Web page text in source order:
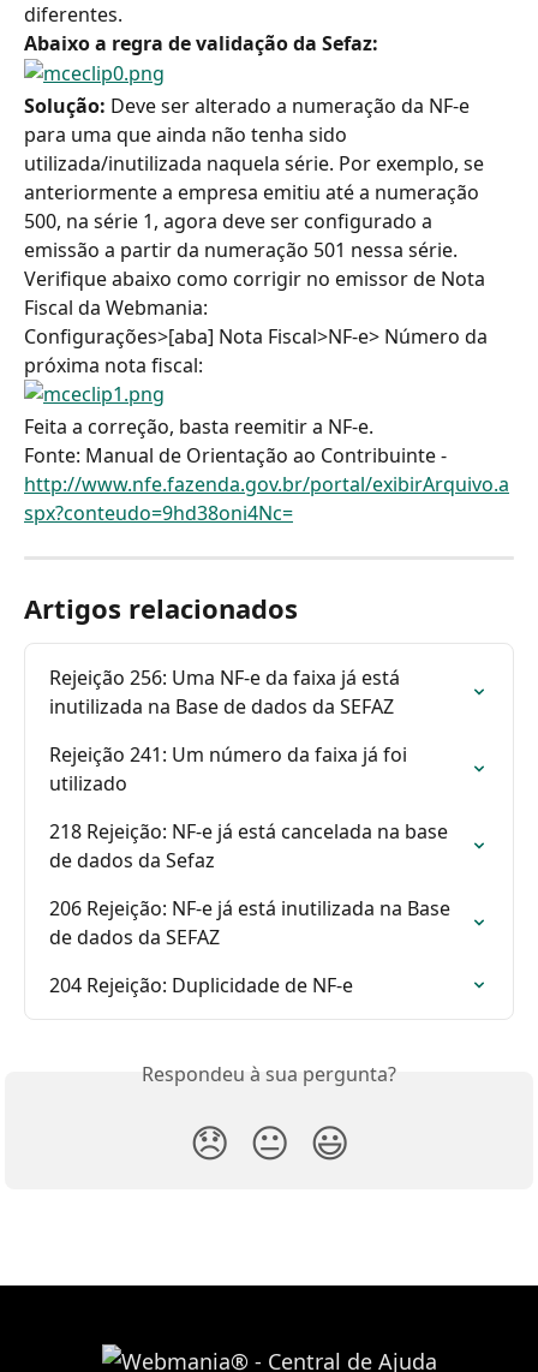
diferentes.
Abaixo a regra de validação da Sefaz:
Solução: Deve ser alterado a numeração da NF-e
para uma que ainda não tenha sido
utilizada/inutilizada naquela série. Por exemplo, se
anteriormente a empresa emitiu até a numeração
500, na série 1, agora deve ser configurado a
emissão a partir da numeração 501 nessa série.
Verifique abaixo como corrigir no emissor de Nota
Fiscal da Webmania:
Configurações>[aba] Nota Fiscal>NF-e> Número da
próxima nota fiscal:
Feita a correção, basta reemitir a NF-e.
Fonte: Manual de Orientação ao Contribuinte -
http://www.nfe.fazenda.gov.br/portal/exibirArquivo.a
spx?conteudo=9hd38oni4Nc=
Artigos relacionados
Rejeição 256: Uma NF-e da faixa já está
inutilizada na Base de dados da SEFAZ
Rejeição 241: Um número da faixa já foi
utilizado
218 Rejeição: NF-e já está cancelada na base
de dados da Sefaz
206 Rejeição: NF-e já está inutilizada na Base
de dados da SEFAZ
204 Rejeição: Duplicidade de NF-e
Respondeu à sua pergunta?
😞 😐 😃